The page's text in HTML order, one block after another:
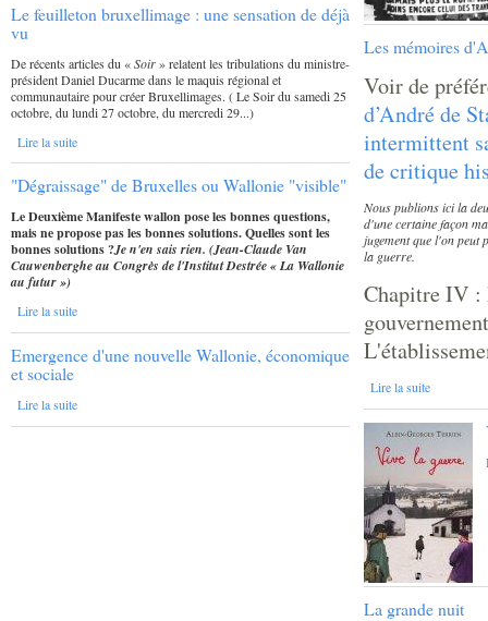
Le feuilleton bruxellimage : une sensation de déjà
vu
De récents articles du «Soir» relatent les tribulations du ministre-
président Daniel Ducarme dans le maquis régional et
communautaire pour créer Bruxellimages. ( Le Soir du samedi 25
octobre, du lundi 27 octobre, du mercredi 29...)
Lire la suite
"Dégraissage" de Bruxelles ou Wallonie "visible"
Le Deuxième Manifeste wallon pose les bonnes questions,
mais ne propose pas les bonnes solutions. Quelles sont les
bonnes solutions?Je n'en sais rien. (Jean-Claude Van
Cauwenberghe au Congrès de l'Institut Destrée «La Wallonie
au futur»)
Lire la suite
Emergence d'une nouvelle Wallonie, économique
et sociale
Lire la suite
Les mémoires
Voir de
d’André de
intermittent
de critique
Nous publions ici la
d'une certaine façon
jugement que l'on
la guerre.
Chapitre IV :
Lire la suite
La grande nuit